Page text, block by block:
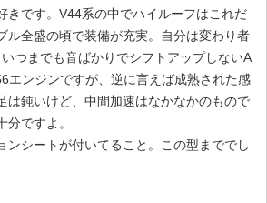
きです。V44系の中でハイルーフはこれだ
ル全盛の頃で装備が充実。自分は変わり者
つまでも音ばかりでシフトアップしないA
エンジンですが、逆に言えば成熟された感
は鈍いけど、中間加速はなかなかのもので
ですよ。
シートが付いてること。この型まででし